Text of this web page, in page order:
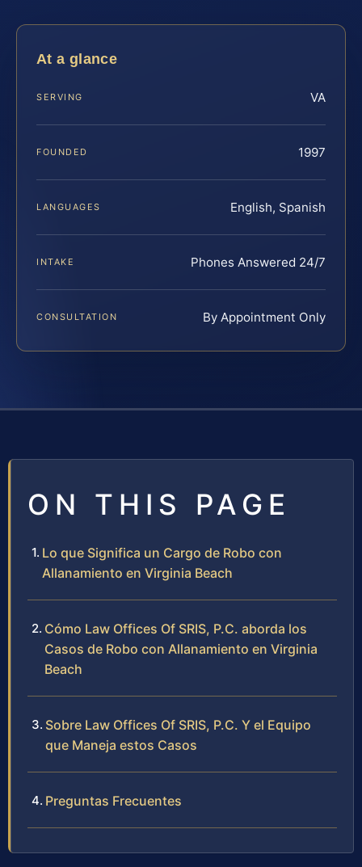
At a glance
SERVING VA
FOUNDED 1997
LANGUAGES English, Spanish
INTAKE Phones Answered 24/7
CONSULTATION By Appointment Only
ON THIS PAGE
Lo que Significa un Cargo de Robo con
Allanamiento en Virginia Beach
Cómo Law Offices Of SRIS, P.C. aborda los
Casos de Robo con Allanamiento en Virginia
Beach
Sobre Law Offices Of SRIS, P.C. Y el Equipo
que Maneja estos Casos
Preguntas Frecuentes